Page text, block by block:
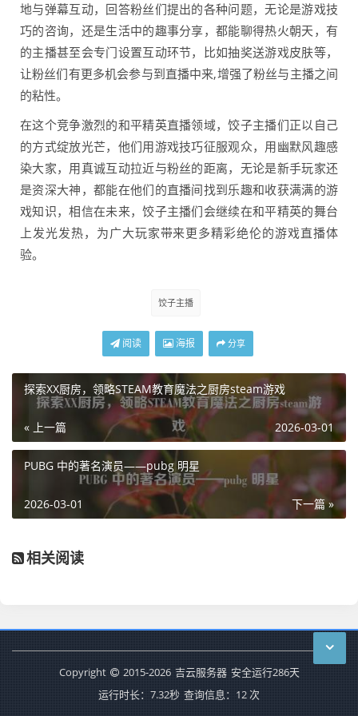
地与弹幕互动，回答粉丝们提出的各种问题，无论是游戏技
巧的咨询，还是生活中的趣事分享，都能聊得热火朝天，有
的主播甚至会专门设置互动环节，比如抽奖送游戏皮肤等，
让粉丝们有更多机会参与到直播中来,增强了粉丝与主播之间
的粘性。
在这个竞争激烈的和平精英直播领域，饺子主播们正以自己
的方式绽放光芒，他们用游戏技巧征服观众，用幽默风趣感
染大家，用真诚互动拉近与粉丝的距离，无论是新手玩家还
是资深大神，都能在他们的直播间找到乐趣和收获满满的游
戏知识，相信在未来，饺子主播们会继续在和平精英的舞台
上发光发热，为广大玩家带来更多精彩绝伦的游戏直播体
验。
饺子主播
阅读 海报 分享
探索XX厨房，领略STEAM教育魔法之厨房steam游戏
« 上一篇 2026-03-01
PUBG 中的著名演员——pubg 明星
下一篇 »
2026-03-01
相关阅读
Copyright 2015-2026 吉云服务器 安全运行286天
运行时长：7.32秒 查询信息：12 次